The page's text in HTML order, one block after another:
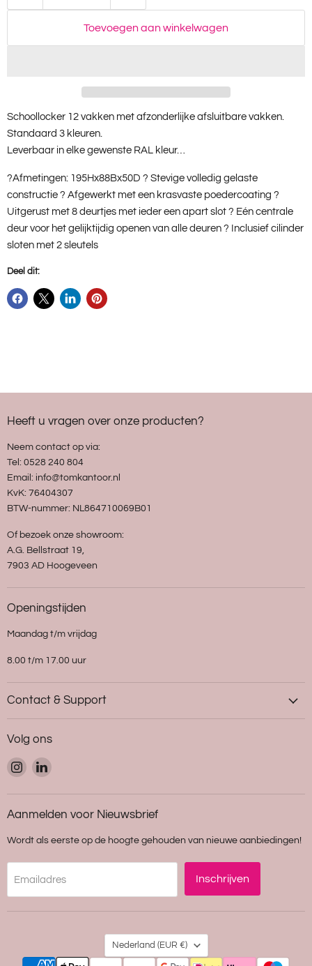
Toevoegen aan winkelwagen
Schoollocker 12 vakken met afzonderlijke afsluitbare vakken.
Standaard 3 kleuren.
Leverbaar in elke gewenste RAL kleur…
?Afmetingen: 195Hx88Bx50D ? Stevige volledig gelaste
constructie ? Afgewerkt met een krasvaste poedercoating ?
Uitgerust met 8 deurtjes met ieder een apart slot ? Eén centrale
deur voor het gelijktijdig openen van alle deuren ? Inclusief cilinder
sloten met 2 sleutels
Deel dit:
Heeft u vragen over onze producten?
Neem contact op via:
Tel: 0528 240 804
Email: info@tomkantoor.nl
KvK: 76404307
BTW-nummer: NL864710069B01
Of bezoek onze showroom:
A.G. Bellstraat 19,
7903 AD Hoogeveen
Openingstijden
Maandag t/m vrijdag
8.00 t/m 17.00 uur
Contact & Support
Volg ons
Vind
ons
op
Instagram
Vind
op
LinkedIn
Aanmelden voor Nieuwsbrief
Wordt als eerste op de hoogte gehouden van nieuwe aanbiedingen!
Emailadres Inschrijven
Land
Nederland (EUR €)